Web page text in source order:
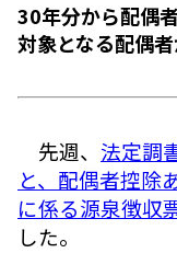
30年分から配偶
対象となる配偶
先週、 法定調
と、配偶者控除
に係る源泉徴収
した。